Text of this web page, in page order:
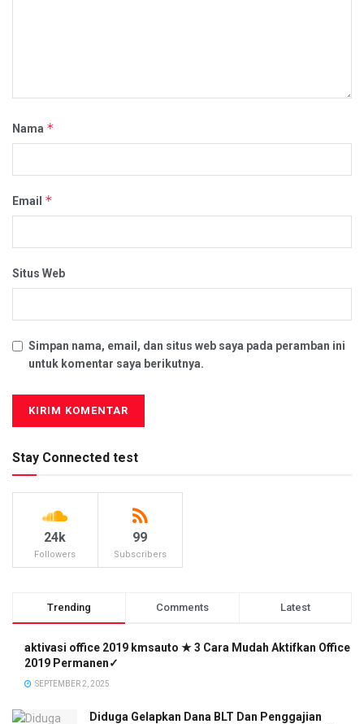
Nama *
Email *
Situs Web
Simpan nama, email, dan situs web saya pada peramban ini
untuk komentar saya berikutnya.
Stay Connected test
24k
Followers
99
Subscribers
Trending Comments Latest
aktivasi office 2019 kmsauto ★ 3 Cara Mudah Aktifkan Office
2019 Permanen✓
SEPTEMBER 2, 2025
Diduga Gelapkan Dana BLT Dan Penggajian